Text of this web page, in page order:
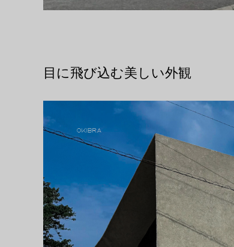
目に飛び込む美しい外観